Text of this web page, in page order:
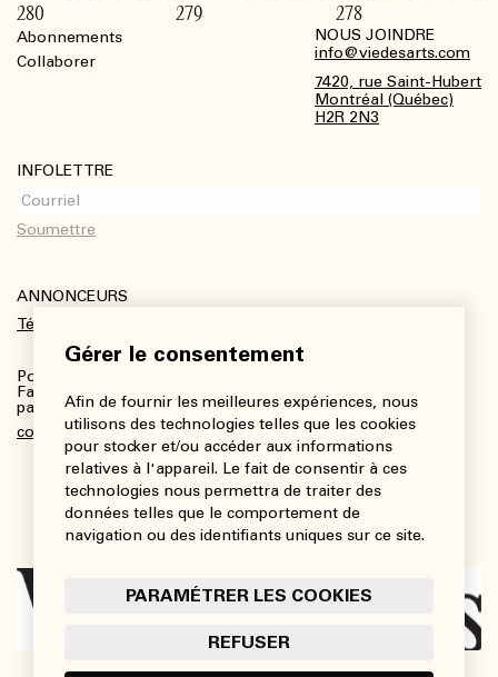
Gérer le consentement
Afin de fournir les meilleures expériences, nous
utilisons des technologies telles que les cookies
pour stocker et/ou accéder aux informations
relatives à l'appareil. Le fait de consentir à ces
technologies nous permettra de traiter des
données telles que le comportement de
navigation ou des identifiants uniques sur ce site.
PARAMÉTRER LES COOKIES
REFUSER
Abonnements
Collaborer
NOUS JOINDRE
info@viedesarts.com
7420, rue Saint-Hubert
Montréal (Québec)
H2R 2N3
INFOLETTRE
ANNONCEURS
Télécharger le kit média
Pour plus de renseignements :
Fanny Charbonneau, Responsable des communications,
partenariats et publicités
communications@viedesarts.com
280 279 278